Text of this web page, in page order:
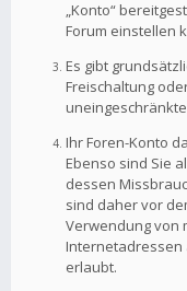
„Konto“
Forum einstellen
Es gibt
Freischaltung
Ihr Foren-Konto
Ebenso sind Sie
dessen
sind daher vor
Verwendung von
Internetadressen
erlaubt.